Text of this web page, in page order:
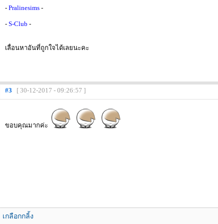
- Pralinesims -
- S-Club -
เลื่อนหาอันที่ถูกใจได้เลยนะคะ
#3 [ 30-12-2017 - 09:26:57 ]
ขอบคุณมากค่ะ
เกลือกกลิ้ง